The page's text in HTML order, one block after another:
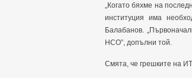
„Когато бяхме на
институция има
Балабанов.
НСО”, допълни той.
Смята, че грешките на